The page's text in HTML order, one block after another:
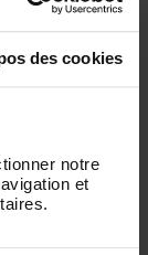
des cookies
notre
et